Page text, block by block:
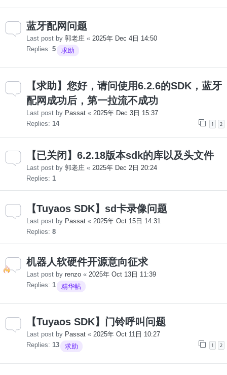
蓝牙配网问题
Last post by 郭老庄 « 2025年 Dec 4日 14:50
Replies: 5 求助
【求助】您好，请问使用6.2.6的SDK，蓝牙
配网成功后，第一拉流不成功
Last post by Passat « 2025年 Dec 3日 15:37
Replies: 14 1 2
【已关闭】6.2.18版本sdk的库以及头文件
Last post by 郭老庄 « 2025年 Dec 2日 20:24
Replies: 1
【Tuyaos SDK】sd卡录像问题
Last post by Passat « 2025年 Oct 15日 14:31
Replies: 8
机器人软硬件开源意向征求
Last post by renzo « 2025年 Oct 13日 11:39
Replies: 1 精华帖
【Tuyaos SDK】门铃呼叫问题
Last post by Passat « 2025年 Oct 11日 10:27
Replies: 13 1 2
求助